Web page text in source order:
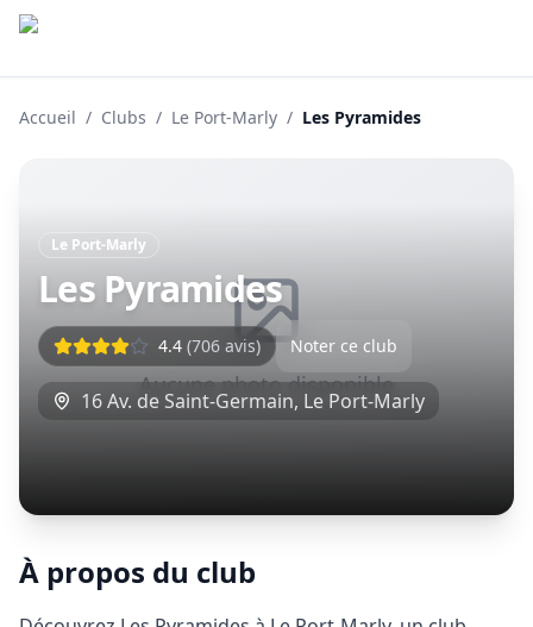
Accueil / Clubs / Le Port-Marly / Les Pyramides
Aucune photo disponible
Le Port-Marly
Les Pyramides
4.4 (706 avis) Noter ce club
16 Av. de Saint-Germain, Le Port-Marly
À propos du club